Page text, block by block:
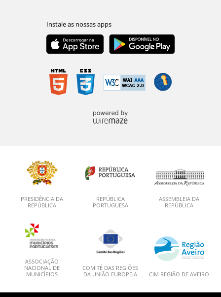
PRESIDÊNCIA DA
REPÚBLICA
REPÚBLICA
PORTUGUESA
ASSEMBLEIA DA
REPÚBLICA
ASSOCIAÇÃO
NACIONAL DE
MUNICÍPIOS
COMITÉ DAS REGIÕES
DA UNIÃO EUROPEIA
CIM REGIÃO DE AVEIRO